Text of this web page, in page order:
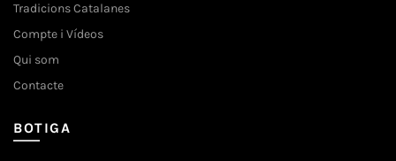
Tradicions Catalanes
Compte i Vídeos
Qui som
Contacte
BOTIGA